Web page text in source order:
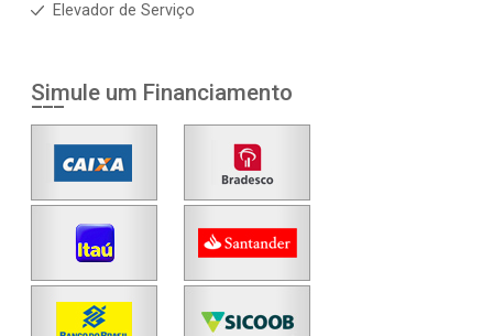
Elevador de Serviço
Simule um Financiamento